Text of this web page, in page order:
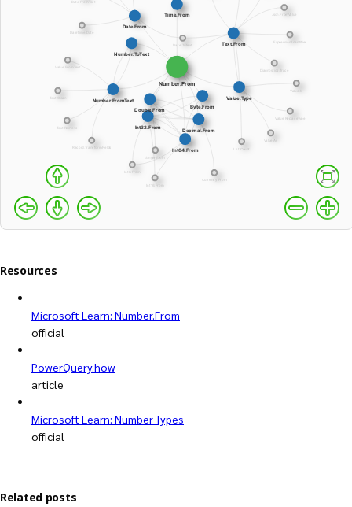
Resources
Microsoft Learn: Number.From
official
PowerQuery.how
article
Microsoft Learn: Number Types
official
Related posts